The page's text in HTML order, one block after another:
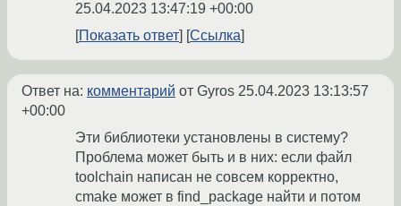
25.04.2023 13:47:19 +00:00
Показать ответ
Ссылка
Ответ на: комментарий от Gyros 25.04.2023 13:13:57
+00:00
Эти библиотеки установлены в систему?
Проблема может быть и в них: если файл
toolchain написан не совсем корректно,
cmake может в find_package найти и потом